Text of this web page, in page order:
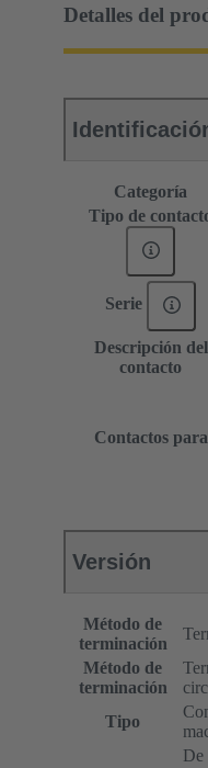
Detalles del
Categoría
Tipo de
Serie
Descripción del
contacto
Contactos para
Versión
Método de
terminación
Método de
terminación
Tipo
De